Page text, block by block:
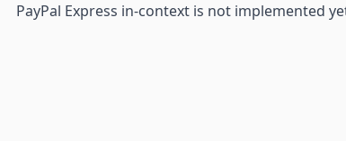
PayPal Express in-context is not implemented